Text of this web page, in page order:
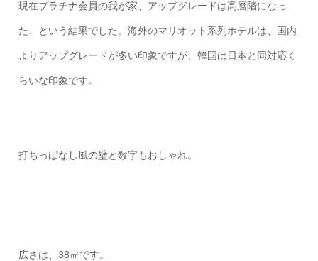
現在プラチナ会員の我が家、アップグレードは高層階になっ
た、という結果でした。海外のマリオット系列ホテルは、国内
よりアップグレードが多い印象ですが、韓国は日本と同対応く
らいな印象です。
打ちっぱなし風の壁と数字もおしゃれ。
広さは、38㎡です。